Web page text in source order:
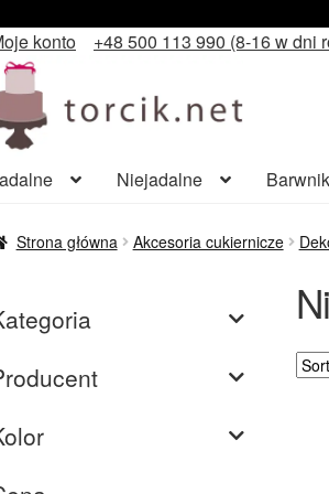
konto +48 500 113 990 (8-16 w dni
do
do
Niejadalne
Strona główna Akcesoria cukiernicze